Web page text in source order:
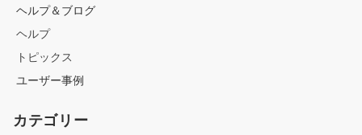
ヘルプ＆ブログ
ヘルプ
トピックス
ユーザー事例
カテゴリー